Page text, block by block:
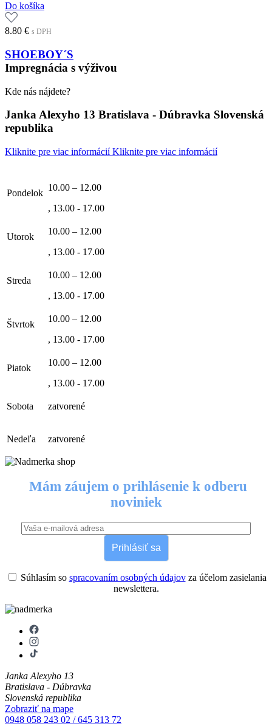
Do košíka
8.80 € s DPH
SHOEBOY´S
Impregnácia s výživou
Kde nás nájdete?
Janka Alexyho 13 Bratislava - Dúbravka Slovenská
republika
Kliknite pre viac informáciíKliknite pre viac informácií
Pondelok
10.00 – 12.00
, 13.00 - 17.00
Utorok
10.00 – 12.00
, 13.00 - 17.00
Streda
10.00 – 12.00
, 13.00 - 17.00
Štvrtok
10.00 – 12.00
, 13.00 - 17.00
Piatok
10.00 – 12.00
, 13.00 - 17.00
Sobota zatvorené
Nedeľa zatvorené
Mám záujem o prihlásenie k odberu
noviniek
Prihlásiť sa
Súhlasím so spracovaním osobných údajovza účelom zasielania
newslettera.
Janka Alexyho 13
Bratislava - Dúbravka
Slovenská republika
Zobraziť na mape
0948 058 243 02 / 645 313 72